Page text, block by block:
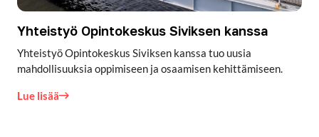
Yhteistyö Opintokeskus Siviksen kanssa
Yhteistyö Opintokeskus Siviksen kanssa tuo uusia
mahdollisuuksia oppimiseen ja osaamisen kehittämiseen.
Lue lisää